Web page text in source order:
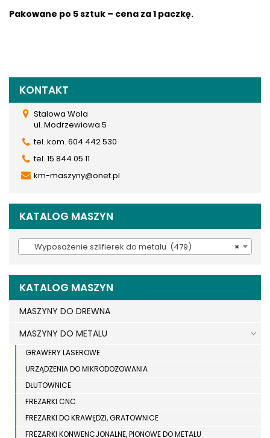
Pakowane po 5 sztuk – cena za 1 paczkę.
KONTAKT
Stalowa Wola
ul. Modrzewiowa 5
tel. kom. 604 442 530
tel. 15 844 05 11
km-maszyny@onet.pl
KATALOG MASZYN
×
Wyposażenie szlifierek do metalu (479)
KATALOG MASZYN
MASZYNY DO DREWNA
MASZYNY DO METALU
GRAWERY LASEROWE
URZĄDZENIA DO MIKRODOZOWANIA
DŁUTOWNICE
FREZARKI CNC
FREZARKI DO KRAWĘDZI, GRATOWNICE
FREZARKI KONWENCJONALNE, PIONOWE DO METALU